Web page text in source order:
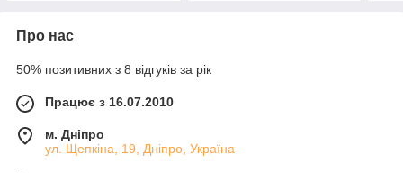
Про нас
50% позитивних з 8 відгуків за рік
Працює з 16.07.2010
м. Дніпро
ул. Щепкіна, 19, Дніпро, Україна